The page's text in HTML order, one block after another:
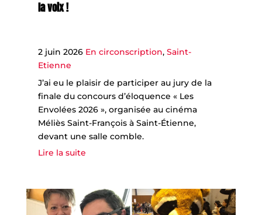
la voix !
2 juin 2026 En circonscription, Saint-
Etienne
J’ai eu le plaisir de participer au jury de la
finale du concours d’éloquence « Les
Envolées 2026 », organisée au cinéma
Méliès Saint-François à Saint-Étienne,
devant une salle comble.
Lire la suite